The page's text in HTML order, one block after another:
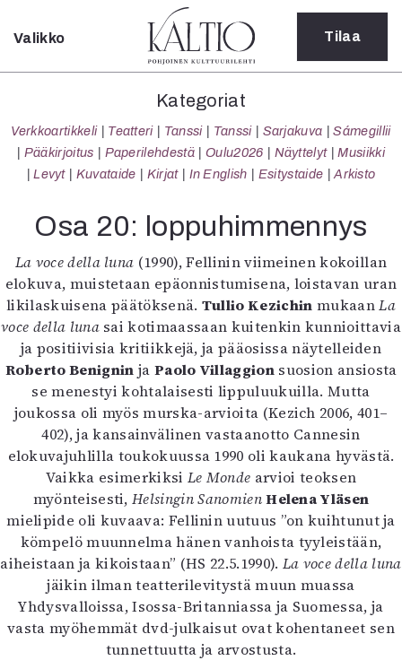
Sulje
Kategoriat
Verkkoartikkeli
Teatteri
Tanssi
Sarjakuva
Sámegillii
Pääkirjoitus
Paperilehdestä
Oulu2026
Näyttelyt
Musiikki
Levyt
Kuvataide
Kirjat
In English
Esitystaide
Arkisto
Lehdet
4/2026
2–3/2026
1/2026
6/2025
5/2025 saame
5/2025
Valikko Tilaa
Kategoriat
Verkkoartikkeli Teatteri Tanssi Tanssi Sarjakuva
Sámegillii
Pääkirjoitus
Paperilehdestä Oulu2026 Näyttelyt
Musiikki
Levyt
Kuvataide Kirjat In English Esitystaide Arkisto
Osa 20: loppuhimmennys
La voce della luna (1990), Fellinin viimeinen kokoillan
elokuva, muistetaan epäonnistumisena, loistavan uran
likilaskuisena päätöksenä. Tullio Kezichin mukaanLa
voce della lunasai kotimaassaan kuitenkin kunnioittavia
ja positiivisia kritiikkejä, ja pääosissa näytelleiden
Roberto Benignin ja Paolo Villaggion suosion ansiosta
se menestyi kohtalaisesti lippuluukuilla. Mutta
joukossa oli myös murska-arvioita (Kezich 2006, 401–
402), ja kansainvälinen vastaanotto Cannesin
elokuvajuhlilla toukokuussa 1990 oli kaukana hyvästä.
Vaikka esimerkiksi Le Monde arvioi teoksen
myönteisesti,Helsingin SanomienHelena Yläsen
mielipide oli kuvaava: Fellinin uutuus ”on kuihtunut ja
kömpelö muunnelma hänen vanhoista tyyleistään,
aiheistaan ja kikoistaan” (HS 22.5.1990). La voce della luna
jäikin ilman teatterilevitystä muun muassa
Yhdysvalloissa, Isossa-Britanniassa ja Suomessa, ja
vasta myöhemmät dvd-julkaisut ovat kohentaneet sen
tunnettuutta ja arvostusta.